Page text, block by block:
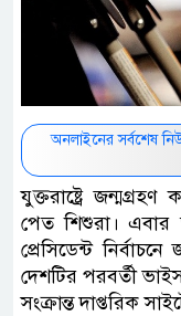
অনলাইনের সর্বশেষ
যুক্তরাষ্ট্রে
পেত শিশুরা। এবার
প্রেসিডেন্ট
দেশটির পরবর্তী ভাইস
সংক্রান্ত দাপ্তরিক